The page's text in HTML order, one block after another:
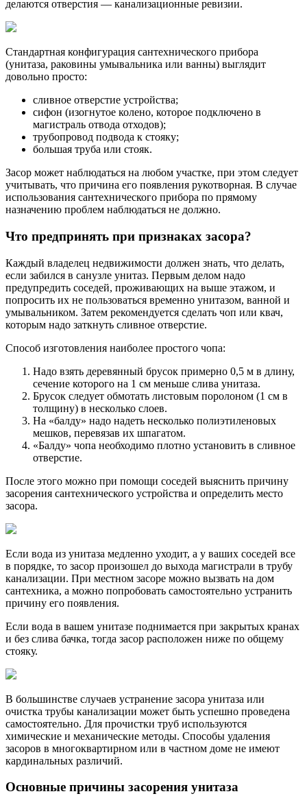
делаются отверстия — канализационные ревизии.
Стандартная конфигурация сантехнического прибора
(унитаза, раковины умывальника или ванны) выглядит
довольно просто:
сливное отверстие устройства;
сифон (изогнутое колено, которое подключено в
магистраль отвода отходов);
трубопровод подвода к стояку;
большая труба или стояк.
Засор может наблюдаться на любом участке, при этом следует
учитывать, что причина его появления рукотворная. В случае
использования сантехнического прибора по прямому
назначению проблем наблюдаться не должно.
Что предпринять при признаках засора?
Каждый владелец недвижимости должен знать, что делать,
если забился в санузле унитаз. Первым делом надо
предупредить соседей, проживающих на выше этажом, и
попросить их не пользоваться временно унитазом, ванной и
умывальником. Затем рекомендуется сделать чоп или квач,
которым надо заткнуть сливное отверстие.
Способ изготовления наиболее простого чопа:
Надо взять деревянный брусок примерно 0,5 м в длину,
сечение которого на 1 см меньше слива унитаза.
Брусок следует обмотать листовым поролоном (1 см в
толщину) в несколько слоев.
На «балду» надо надеть несколько полиэтиленовых
мешков, перевязав их шпагатом.
«Балду» чопа необходимо плотно установить в сливное
отверстие.
После этого можно при помощи соседей выяснить причину
засорения сантехнического устройства и определить место
засора.
Если вода из унитаза медленно уходит, а у ваших соседей все
в порядке, то засор произошел до выхода магистрали в трубу
канализации. При местном засоре можно вызвать на дом
сантехника, а можно попробовать самостоятельно устранить
причину его появления.
Если вода в вашем унитазе поднимается при закрытых кранах
и без слива бачка, тогда засор расположен ниже по общему
стояку.
В большинстве случаев устранение засора унитаза или
очистка трубы канализации может быть успешно проведена
самостоятельно. Для прочистки труб используются
химические и механические методы. Способы удаления
засоров в многоквартирном или в частном доме не имеют
кардинальных различий.
Основные причины засорения унитаза